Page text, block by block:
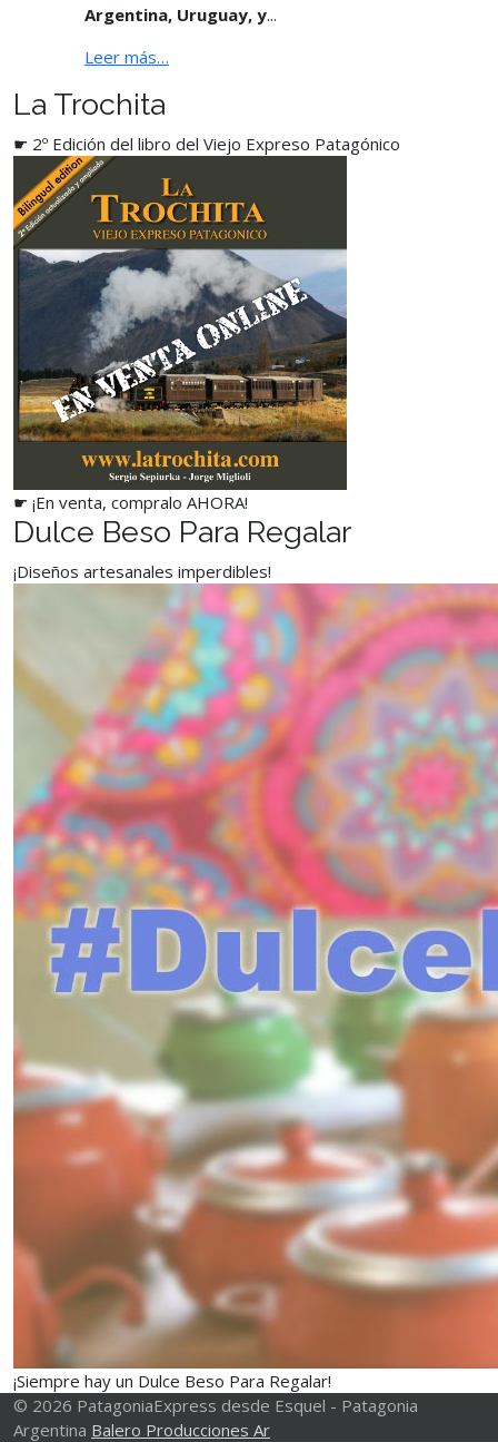
Argentina, Uruguay, y...
Leer más…
La Trochita
☛ 2º Edición del libro del Viejo Expreso Patagónico
☛ ¡En venta, compralo AHORA!
Dulce Beso Para Regalar
¡Diseños artesanales imperdibles!
¡Siempre hay un Dulce Beso Para Regalar!
© 2026 PatagoniaExpress desde Esquel - Patagonia
Argentina Balero Producciones Ar